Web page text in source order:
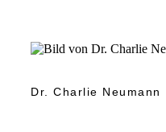
Dr. Charlie Neumann